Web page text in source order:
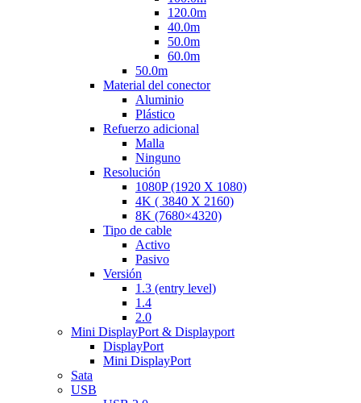
120.0m
40.0m
50.0m
60.0m
50.0m
Material del conector
Aluminio
Plástico
Refuerzo adicional
Malla
Ninguno
Resolución
1080P (1920 X 1080)
4K ( 3840 X 2160)
8K (7680×4320)
Tipo de cable
Activo
Pasivo
Versión
1.3 (entry level)
1.4
2.0
Mini DisplayPort & Displayport
DisplayPort
Mini DisplayPort
Sata
USB